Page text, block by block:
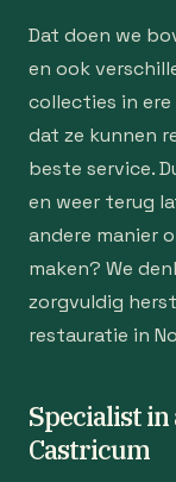
Dat doen we
en ook
collecties in
dat ze kunnen
beste service.
en weer terug
andere manier
maken? We
zorgvuldig
restauratie in
Specialist
Castricum